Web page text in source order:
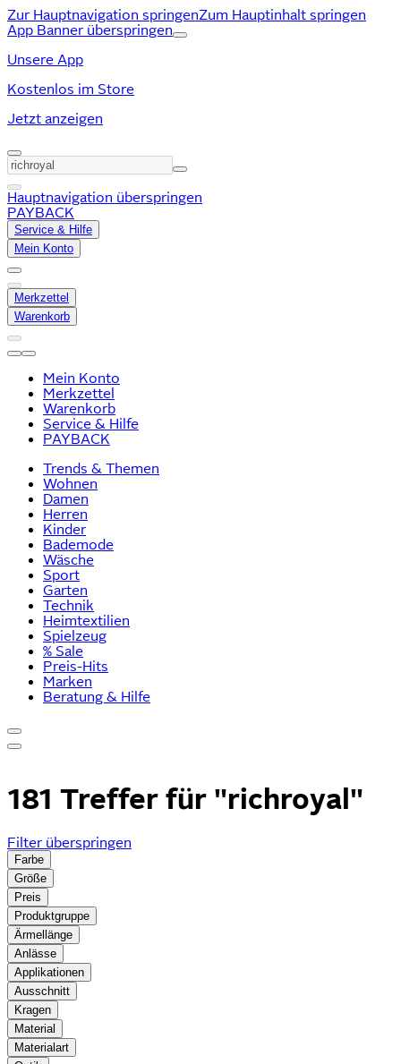
Zur Hauptnavigation springenZum Hauptinhalt springen
App Banner überspringen
Unsere App
Kostenlos im Store
Jetzt anzeigen
Hauptnavigation überspringen
PAYBACK
Service & Hilfe
Mein Konto
Merkzettel
Warenkorb
Mein Konto
Merkzettel
Warenkorb
Service & Hilfe
PAYBACK
Trends & Themen
Wohnen
Damen
Herren
Kinder
Bademode
Wäsche
Sport
Garten
Technik
Heimtextilien
Spielzeug
% Sale
Preis-Hits
Marken
Beratung & Hilfe
181 Treffer für "richroyal"
Filter überspringen
Farbe
Größe
Preis
Produktgruppe
Ärmellänge
Anlässe
Applikationen
Ausschnitt
Kragen
Material
Materialart